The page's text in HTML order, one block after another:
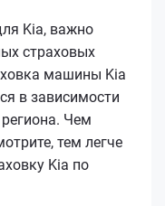
Kia, важно
страховых
машины Kia
в зависимости
Чем
тем легче
Kia по